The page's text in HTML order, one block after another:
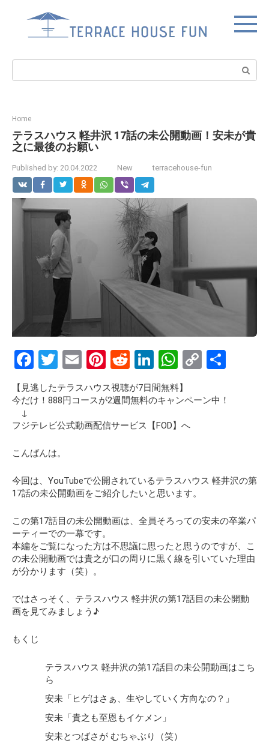
Search:
Home
テラスハウス 軽井沢 17話の未公開動画！安未が貴
之に最後のお願い
Published by: 20.04.2022 New terracehouse-fun
F
a
ce
b
o
o
k
T
wi
tt
er
E
m
ail
Pi
nt
er
es
t
R
e
d
di
t
Li
n
ke
dI
n
W
h
at
p
C
py
【見逃したテラスハウス視聴が7日間無料】
今だけ！888円コースが2週間無料のキャンペーン中！
↓
フジテレビ公式動画配信サービス【FOD】へ
こんばんは。
今回は、YouTubeで公開されているテラスハウス 軽井沢の第
17話の未公開動画をご紹介したいと思います。
この第17話目の未公開動画は、全員そろっての安未の卒業パ
ーティーでの一幕です。
本編をご覧になった方は不思議に思ったと思うのですが、こ
の未公開動画では貴之が口の周りに黒く線を引いていた理由
が分かります（笑）。
ではさっそく、テラスハウス 軽井沢の第17話目の未公開動
画を見てみましょう♪
もくじ
テラスハウス 軽井沢の第17話目の未公開動画はこち
ら
安未「ヒゲはさぁ、生やしていく方向なの？」
安未「貴之も至恩もイケメン」
安未とつばさが むちゃぶり（笑）